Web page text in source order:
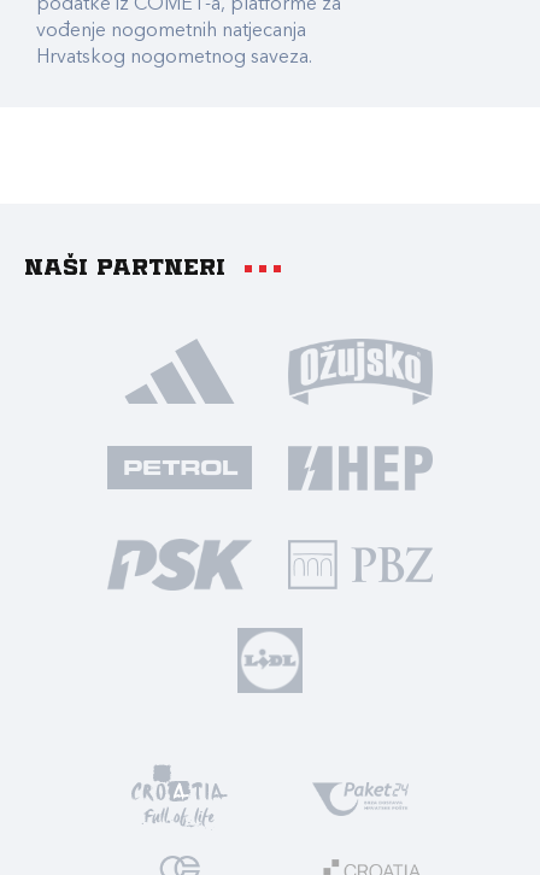
podatke iz COMET-a, platforme za
vođenje nogometnih natjecanja
Hrvatskog nogometnog saveza.
Naši partneri